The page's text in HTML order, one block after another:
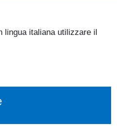
lingua italiana utilizzare il